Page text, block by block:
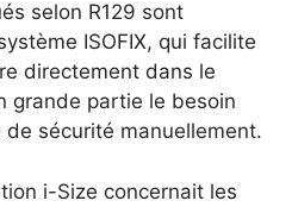
selon R129 sont
ISOFIX, qui facilite
directement dans le
grande partie le besoin
de sécurité manuellement.
i-Size concernait les